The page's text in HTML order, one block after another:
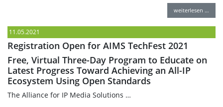
weiterlesen …
11.05.2021
Registration Open for AIMS TechFest 2021
Free, Virtual Three-Day Program to Educate on
Latest Progress Toward Achieving an All-IP
Ecosystem Using Open Standards
The Alliance for IP Media Solutions …